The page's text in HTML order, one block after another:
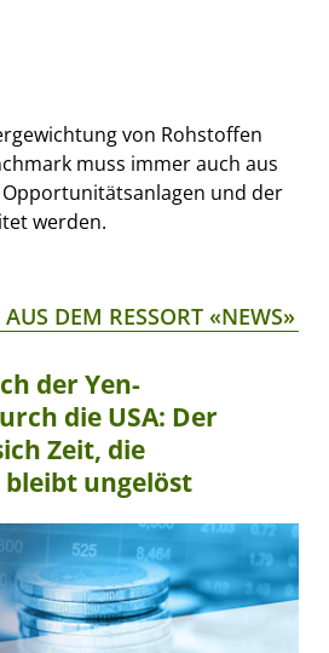
von Rohstoffen
muss immer auch aus
und der
werden.
DEM RESSORT «NEWS»
der Yen-
die USA: Der
Zeit, die
ungelöst